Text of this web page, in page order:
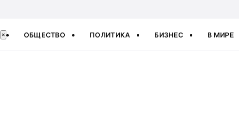
× ОБЩЕСТВО ПОЛИТИКА БИЗНЕС В МИРЕ